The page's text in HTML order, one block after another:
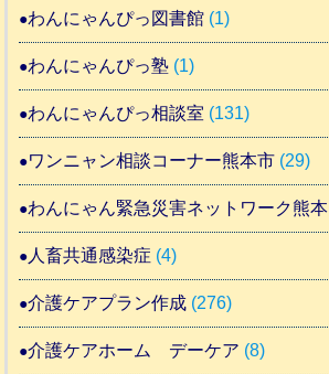
わんにゃんぴっ図書館 (1)
わんにゃんぴっ塾 (1)
わんにゃんぴっ相談室 (131)
ワンニャン相談コーナー熊本市 (29)
わんにゃん緊急災害ネットワーク熊本
人畜共通感染症 (4)
介護ケアプラン作成 (276)
介護ケアホーム デーケア (8)